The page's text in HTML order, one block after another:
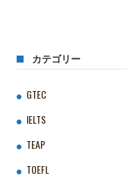
カテゴリー
GTEC
IELTS
TEAP
TOEFL